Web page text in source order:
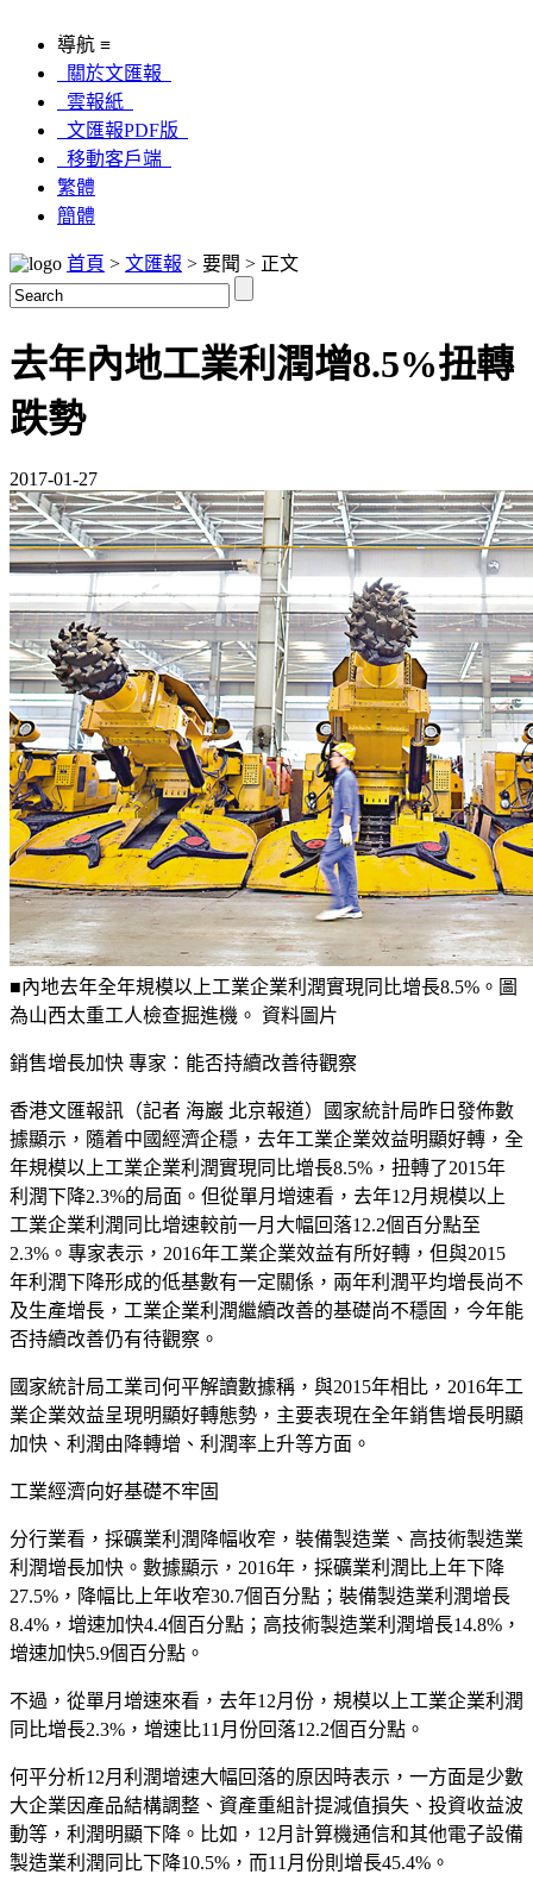
導航 ≡
關於文匯報
雲報紙
文匯報PDF版
移動客戶端
繁體
簡體
首頁 > 文匯報 > 要聞 > 正文
去年內地工業利潤增8.5%扭轉
跌勢
2017-01-27
■內地去年全年規模以上工業企業利潤實現同比增長8.5%。圖
為山西太重工人檢查掘進機。 資料圖片
銷售增長加快 專家：能否持續改善待觀察
香港文匯報訊（記者 海巖 北京報道）國家統計局昨日發佈數
據顯示，隨着中國經濟企穩，去年工業企業效益明顯好轉，全
年規模以上工業企業利潤實現同比增長8.5%，扭轉了2015年
利潤下降2.3%的局面。但從單月增速看，去年12月規模以上
工業企業利潤同比增速較前一月大幅回落12.2個百分點至
2.3%。專家表示，2016年工業企業效益有所好轉，但與2015
年利潤下降形成的低基數有一定關係，兩年利潤平均增長尚不
及生產增長，工業企業利潤繼續改善的基礎尚不穩固，今年能
否持續改善仍有待觀察。
國家統計局工業司何平解讀數據稱，與2015年相比，2016年工
業企業效益呈現明顯好轉態勢，主要表現在全年銷售增長明顯
加快、利潤由降轉增、利潤率上升等方面。
工業經濟向好基礎不牢固
分行業看，採礦業利潤降幅收窄，裝備製造業、高技術製造業
利潤增長加快。數據顯示，2016年，採礦業利潤比上年下降
27.5%，降幅比上年收窄30.7個百分點；裝備製造業利潤增長
8.4%，增速加快4.4個百分點；高技術製造業利潤增長14.8%，
增速加快5.9個百分點。
不過，從單月增速來看，去年12月份，規模以上工業企業利潤
同比增長2.3%，增速比11月份回落12.2個百分點。
何平分析12月利潤增速大幅回落的原因時表示，一方面是少數
大企業因產品結構調整、資產重組計提減值損失、投資收益波
動等，利潤明顯下降。比如，12月計算機通信和其他電子設備
製造業利潤同比下降10.5%，而11月份則增長45.4%。